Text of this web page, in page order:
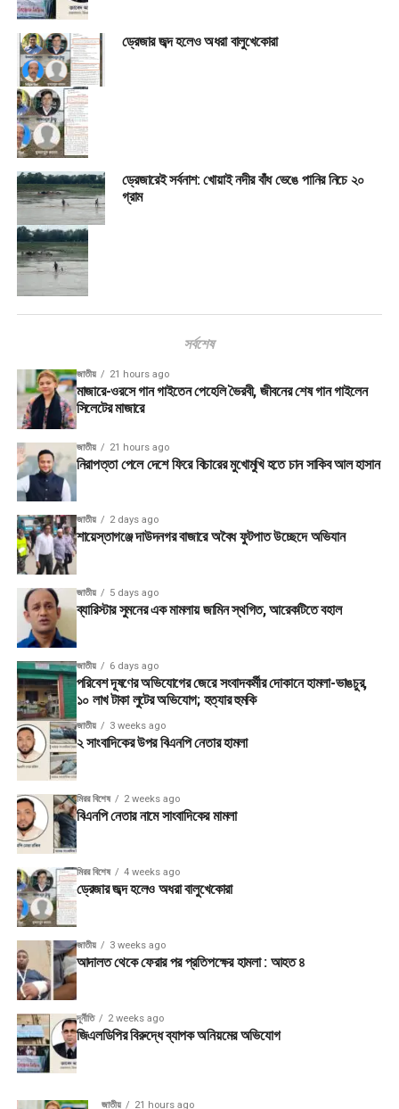
ড্রেজার জব্দ হলেও অধরা বালুখেকোরা
ড্রেজারেই সর্বনাশ: খোয়াই নদীর বাঁধ ভেঙে পানির নিচে ২০
গ্রাম
সর্বশেষ
জাতীয় 21 hours ago
মাজারে-ওরসে গান গাইতেন পেহেলি ভৈরবী, জীবনের শেষ গান গাইলেন
সিলেটের মাজারে
জাতীয় 21 hours ago
নিরাপত্তা পেলে দেশে ফিরে বিচারের মুখোমুখি হতে চান সাকিব আল হাসান
জাতীয় 2 days ago
শায়েস্তাগঞ্জে দাউদনগর বাজারে অবৈধ ফুটপাত উচ্ছেদে অভিযান
জাতীয় 5 days ago
ব্যারিস্টার সুমনের এক মামলায় জামিন স্থগিত, আরেকটিতে বহাল
জাতীয় 6 days ago
পরিবেশ দূষণের অভিযোগের জেরে সংবাদকর্মীর দোকানে হামলা-ভাঙচুর,
১০ লাখ টাকা লুটের অভিযোগ; হত্যার হুমকি
জাতীয় 3 weeks ago
২ সাংবাদিকের উপর বিএনপি নেতার হামলা
মিরর বিশেষ 2 weeks ago
বিএনপি নেতার নামে সাংবাদিকের মামলা
মিরর বিশেষ 4 weeks ago
ড্রেজার জব্দ হলেও অধরা বালুখেকোরা
জাতীয় 3 weeks ago
আদালত থেকে ফেরার পর প্রতিপক্ষের হামলা : আহত ৪
দূর্নীতি 2 weeks ago
জিএলডিপির বিরুদ্ধে ব্যাপক অনিয়মের অভিযোগ
জাতীয় 21 hours ago